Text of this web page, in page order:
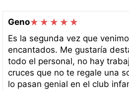
Geno
Es la segunda vez que
encantados. Me gustaría
todo el personal, no hay
cruces que no te regale una
lo pasan genial en el club